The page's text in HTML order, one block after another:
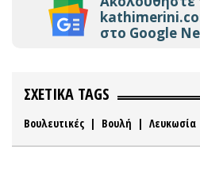
στο Google
ΣΧΕΤΙΚΑ TAGS
Βουλευτικές | Βουλή | Λευκωσία